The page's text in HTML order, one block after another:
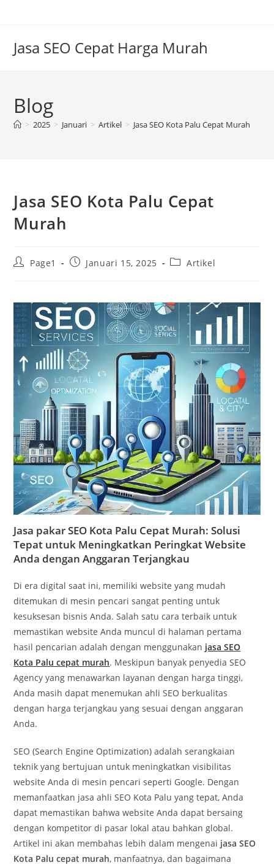
Jasa SEO Cepat Harga Murah
Blog
> 2025 > Januari > Artikel > Jasa SEO Kota Palu Cepat Murah
Jasa SEO Kota Palu Cepat
Murah
PostPage1
PostJanuari 15, 2025
PostArtikel
Jasa pakar SEO Kota Palu Cepat Murah: Solusi
Tepat untuk Meningkatkan Peringkat Website
Anda dengan Anggaran Terjangkau
Di era digital saat ini, memiliki website yang mudah
ditemukan di mesin pencari sangat penting untuk
kesuksesan bisnis Anda. Salah satu cara terbaik untuk
memastikan website Anda muncul di halaman pertama
hasil pencarian adalah dengan menggunakan jasa SEO
Kota Palu cepat murah. Meskipun banyak penyedia SEO
Agency yang menawarkan layanan dengan harga tinggi,
Anda masih dapat menemukan ahli SEO berkualitas
dengan harga terjangkau yang sesuai dengan anggaran
Anda.
SEO (Search Engine Optimization) adalah serangkaian
teknik yang bertujuan untuk meningkatkan visibilitas
website Anda di mesin pencari seperti Google. Dengan
memanfaatkan jasa ahli SEO Kota Palu yang tepat, Anda
dapat memastikan bahwa website Anda dapat bersaing
dengan kompetitor di pasar lokal atau bahkan global.
Artikel ini akan membahas lebih dalam mengenai jasa SEO
Kota Palu cepat murah, manfaatnya, dan bagaimana